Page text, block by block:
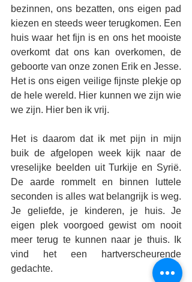
bezinnen, ons bezatten, ons eigen pad
kiezen en steeds weer terugkomen. Een
huis waar het fijn is en ons het mooiste
overkomt dat ons kan overkomen, de
geboorte van onze zonen Erik en Jesse.
Het is ons eigen veilige fijnste plekje op
de hele wereld. Hier kunnen we zijn wie
we zijn. Hier ben ik vrij.
Het is daarom dat ik met pijn in mijn
buik de afgelopen week kijk naar de
vreselijke beelden uit Turkije en Syrië.
De aarde rommelt en binnen luttele
seconden is alles wat belangrijk is weg.
Je geliefde, je kinderen, je huis. Je
eigen plek voorgoed gewist om nooit
meer terug te kunnen naar je thuis. Ik
vind het een hartverscheurende
gedachte.